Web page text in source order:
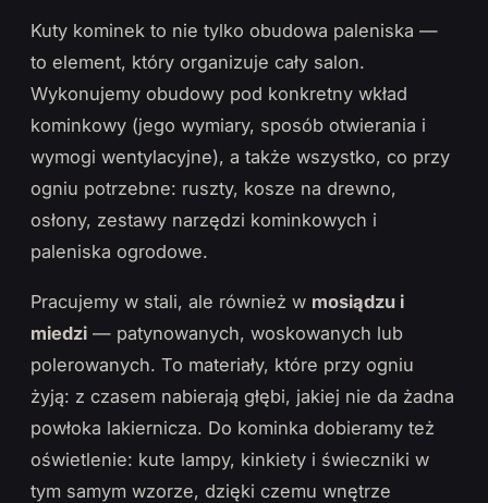
Kuty kominek to nie tylko obudowa paleniska —
to element, który organizuje cały salon.
Wykonujemy obudowy pod konkretny wkład
kominkowy (jego wymiary, sposób otwierania i
wymogi wentylacyjne), a także wszystko, co przy
ogniu potrzebne: ruszty, kosze na drewno,
osłony, zestawy narzędzi kominkowych i
paleniska ogrodowe.
Pracujemy w stali, ale również w mosiądzu i
miedzi — patynowanych, woskowanych lub
polerowanych. To materiały, które przy ogniu
żyją: z czasem nabierają głębi, jakiej nie da żadna
powłoka lakiernicza. Do kominka dobieramy też
oświetlenie: kute lampy, kinkiety i świeczniki w
tym samym wzorze, dzięki czemu wnętrze